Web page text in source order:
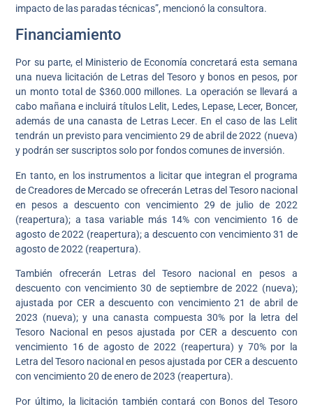
impacto de las paradas técnicas”, mencionó la consultora.
Financiamiento
Por su parte, el Ministerio de Economía concretará esta semana
una nueva licitación de Letras del Tesoro y bonos en pesos, por
un monto total de $360.000 millones. La operación se llevará a
cabo mañana e incluirá títulos Lelit, Ledes, Lepase, Lecer, Boncer,
además de una canasta de Letras Lecer. En el caso de las Lelit
tendrán un previsto para vencimiento 29 de abril de 2022 (nueva)
y podrán ser suscriptos solo por fondos comunes de inversión.
En tanto, en los instrumentos a licitar que integran el programa
de Creadores de Mercado se ofrecerán Letras del Tesoro nacional
en pesos a descuento con vencimiento 29 de julio de 2022
(reapertura); a tasa variable más 14% con vencimiento 16 de
agosto de 2022 (reapertura); a descuento con vencimiento 31 de
agosto de 2022 (reapertura).
También ofrecerán Letras del Tesoro nacional en pesos a
descuento con vencimiento 30 de septiembre de 2022 (nueva);
ajustada por CER a descuento con vencimiento 21 de abril de
2023 (nueva); y una canasta compuesta 30% por la letra del
Tesoro Nacional en pesos ajustada por CER a descuento con
vencimiento 16 de agosto de 2022 (reapertura) y 70% por la
Letra del Tesoro nacional en pesos ajustada por CER a descuento
con vencimiento 20 de enero de 2023 (reapertura).
Por último, la licitación también contará con Bonos del Tesoro